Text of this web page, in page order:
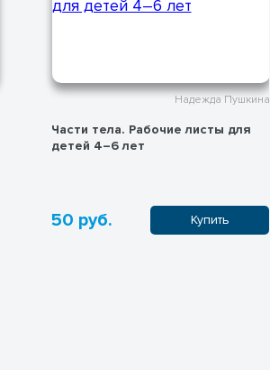
Надежда Пушкина
Части тела. Рабочие листы для
детей 4–6 лет
50 руб. Купить